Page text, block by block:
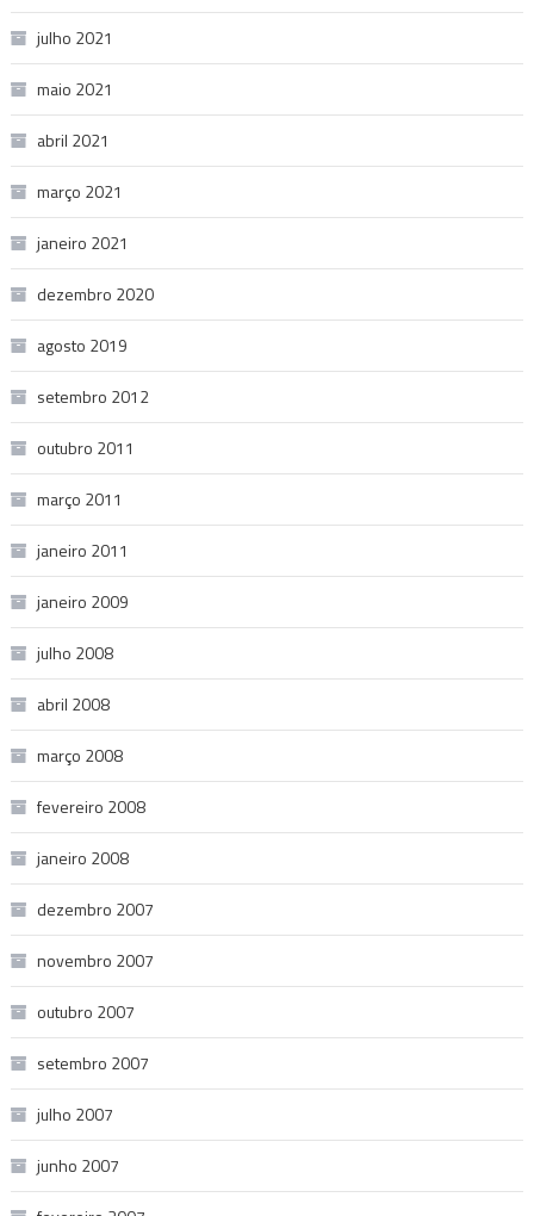
julho 2021
maio 2021
abril 2021
março 2021
janeiro 2021
dezembro 2020
agosto 2019
setembro 2012
outubro 2011
março 2011
janeiro 2011
janeiro 2009
julho 2008
abril 2008
março 2008
fevereiro 2008
janeiro 2008
dezembro 2007
novembro 2007
outubro 2007
setembro 2007
julho 2007
junho 2007